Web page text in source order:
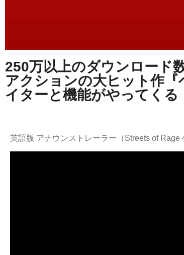
250万以上のダウンロード
アクションの大ヒット作
イターと機能がやってくる
英語版 アナウンストレーラー（Streets of Rage